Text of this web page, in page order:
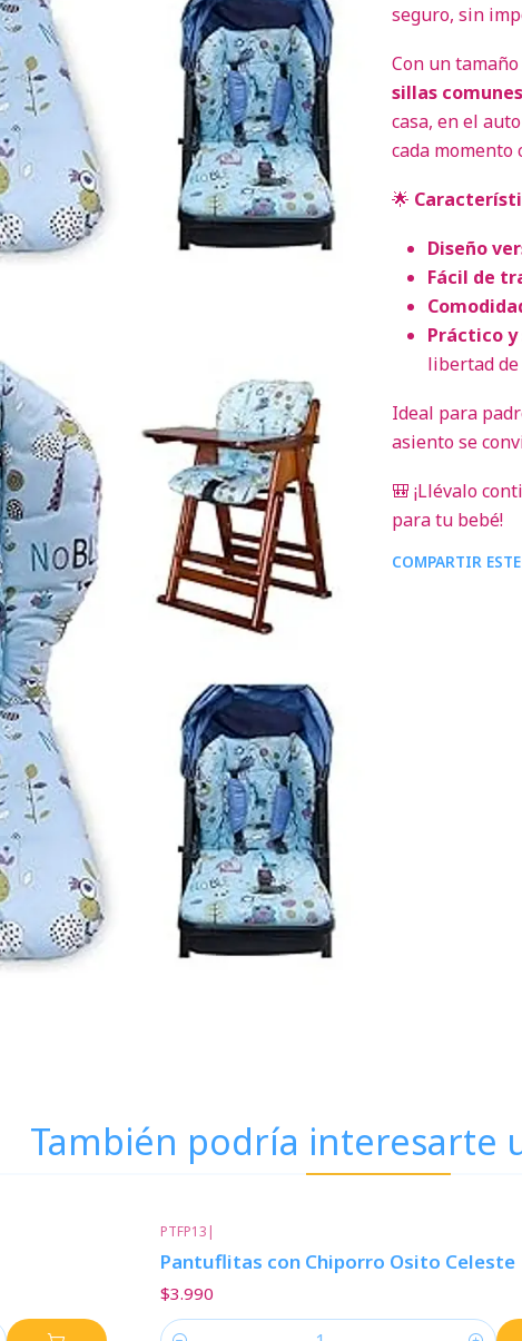
seguro, sin
Con un
sillas
casa, en el
cada momento
🌟
Diseño
Fácil de
Práctico y
libertad
Ideal para
asiento se
🎒 ¡Llévalo
para tu bebé!
COMPARTIR
También podría interesarte
PTFP13 |
Pantuflitas con Chiporro Osito Celeste
$3.990